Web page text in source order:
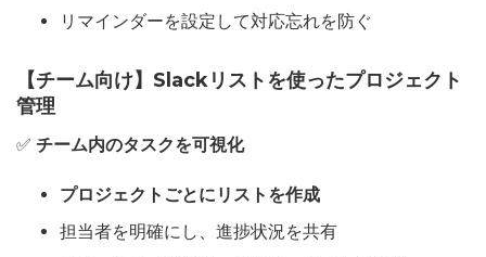
リマインダーを設定して対応忘れを防ぐ
【チーム向け】Slackリストを使ったプロジェクト
管理
✅ チーム内のタスクを可視化
プロジェクトごとにリストを作成
担当者を明確にし、進捗状況を共有